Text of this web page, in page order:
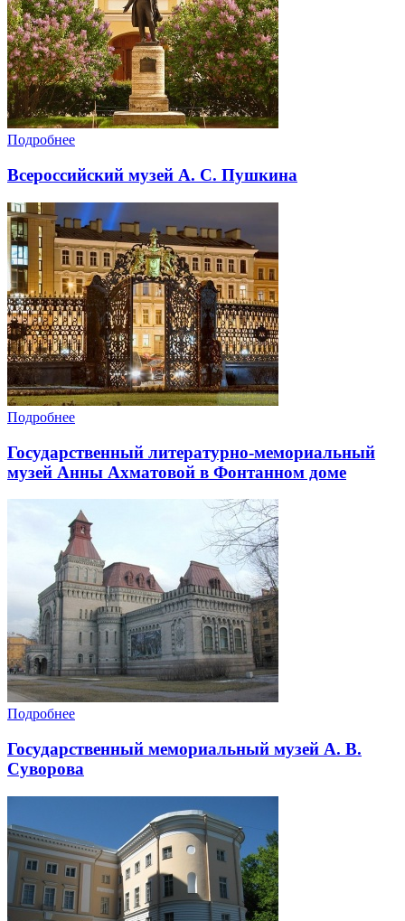
Подробнее
Всероссийский музей А. С. Пушкина
Подробнее
Государственный литературно-мемориальный
музей Анны Ахматовой в Фонтанном доме
Подробнее
Государственный мемориальный музей А. В.
Суворова